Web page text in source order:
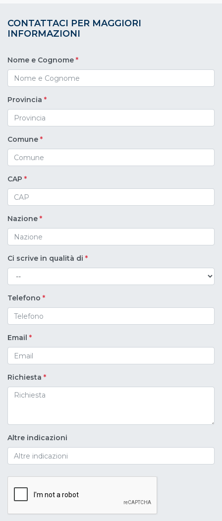
CONTATTACI PER MAGGIORI
INFORMAZIONI
Nome e Cognome *
Provincia *
Comune *
CAP *
Nazione *
Ci scrive in qualità di *
Telefono *
Email *
Richiesta *
Altre indicazioni